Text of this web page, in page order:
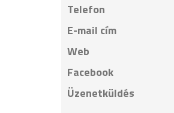
Telefon
E-mail cím
Web
Facebook
Üzenetküldés